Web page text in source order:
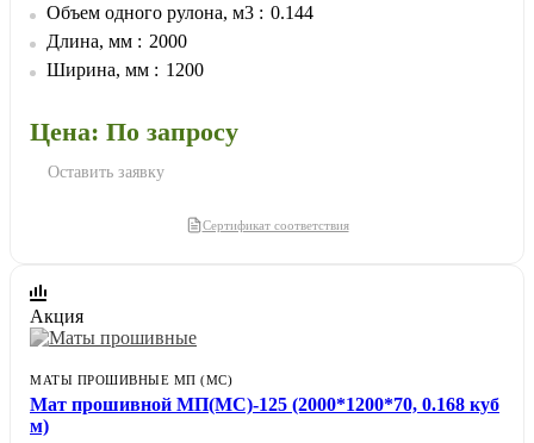
изолируемой поверхности. Утеплитель не провисает и не отстает от
изолируемой поверхности.
Объем одного рулона, м3
0.144
Длина, мм
2000
Ширина, мм
1200
Цена: По запросу
Оставить заявку
Сертификат соответствия
Акция
МАТЫ ПРОШИВНЫЕ МП (МС)
Мат прошивной МП(МС)-125 (2000*1200*70, 0.168 куб
м)